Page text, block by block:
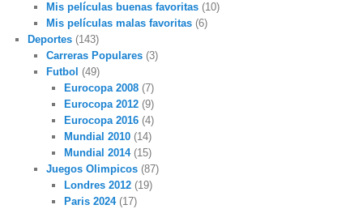
Mis películas buenas favoritas(10)
Mis películas malas favoritas(6)
Deportes (143)
Carreras Populares(3)
Futbol (49)
Eurocopa 2008 (7)
Eurocopa 2012 (9)
Eurocopa 2016 (4)
Mundial 2010 (14)
Mundial 2014(15)
Juegos Olimpicos(87)
Londres 2012 (19)
Paris 2024(17)